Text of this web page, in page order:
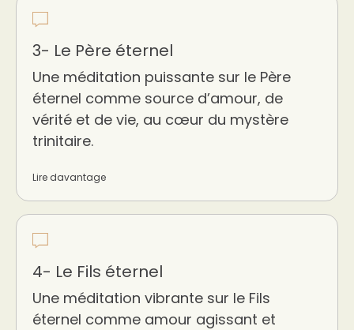
3- Le Père éternel
Une méditation puissante sur le Père
éternel comme source d’amour, de
vérité et de vie, au cœur du mystère
trinitaire.
Lire davantage
4- Le Fils éternel
Une méditation vibrante sur le Fils
éternel comme amour agissant et